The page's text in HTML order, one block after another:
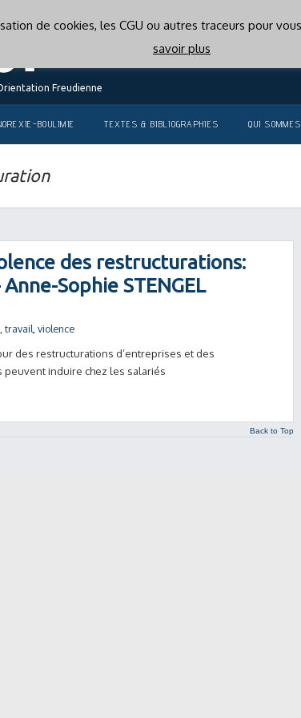
Freudienne
BOULIMIE TEXTES & BIBLIOGRAPHIES QUI
des restructurations:
Sophie STENGEL
travail violence
des restructurations d’entreprises et des
induire chez les salariés
Back to Top
de cookies, les CGU ou autres traceurs pour
savoir plus